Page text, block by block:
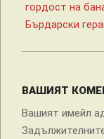
гордост на
Бърдарски
ВАШИЯТ
Вашият имейл